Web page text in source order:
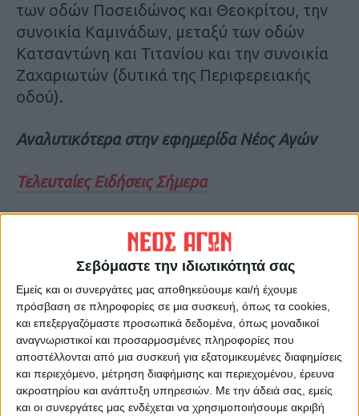
Σεβόμαστε την ιδιωτικότητά σας
Εμείς και οι συνεργάτες μας αποθηκεύουμε και/ή έχουμε
πρόσβαση σε πληροφορίες σε μια συσκευή, όπως τα cookies,
και επεξεργαζόμαστε προσωπικά δεδομένα, όπως μοναδικοί
αναγνωριστικοί και προσαρμοσμένες πληροφορίες που
αποστέλλονται από μια συσκευή για εξατομικευμένες διαφημίσεις
και περιεχόμενο, μέτρηση διαφήμισης και περιεχομένου, έρευνα
ακροατηρίου και ανάπτυξη υπηρεσιών. Με την άδειά σας, εμείς
και οι συνεργάτες μας ενδέχεται να χρησιμοποιήσουμε ακριβή
των οδών Ποσειδώνος και Θεοκρίτου, την
συνοικία Καμινάδων, μεταξύ των οδών
Κατσαντώνη και Τιτανίου και την συνοικία
Ζαχαριωτών (δυτικά της Περιφερειακής
οδού).
Αναλυτικότερα στην εφημερίδα Νέος Αγών
Τελευταίες Ειδήσεις Σήμερα
Ακολούθησε την εφημερίδα ΝΕΟΣ
ΑΓΩΝ στο Google News!
Όλες οι εξελίξεις στην περιοχή της
Καρδίτσας και ευρύτερα της Θεσσαλίας
ΠΡΟΗΓΟΥΜΕΝΟ ΑΡΘΡΟ
«Δώστε μας την ευκαιρία να
ζήσουμε σε συνθήκες που μας
αξίζουν», επιστολή 115
ΕΠΟΜΕΝΟ ΑΡΘΡΟ
Πανικός από ισχυρή έκρηξη
βόμβας σε νυχτερινό κέντρο
διασκέδασης στον Βόλο-o